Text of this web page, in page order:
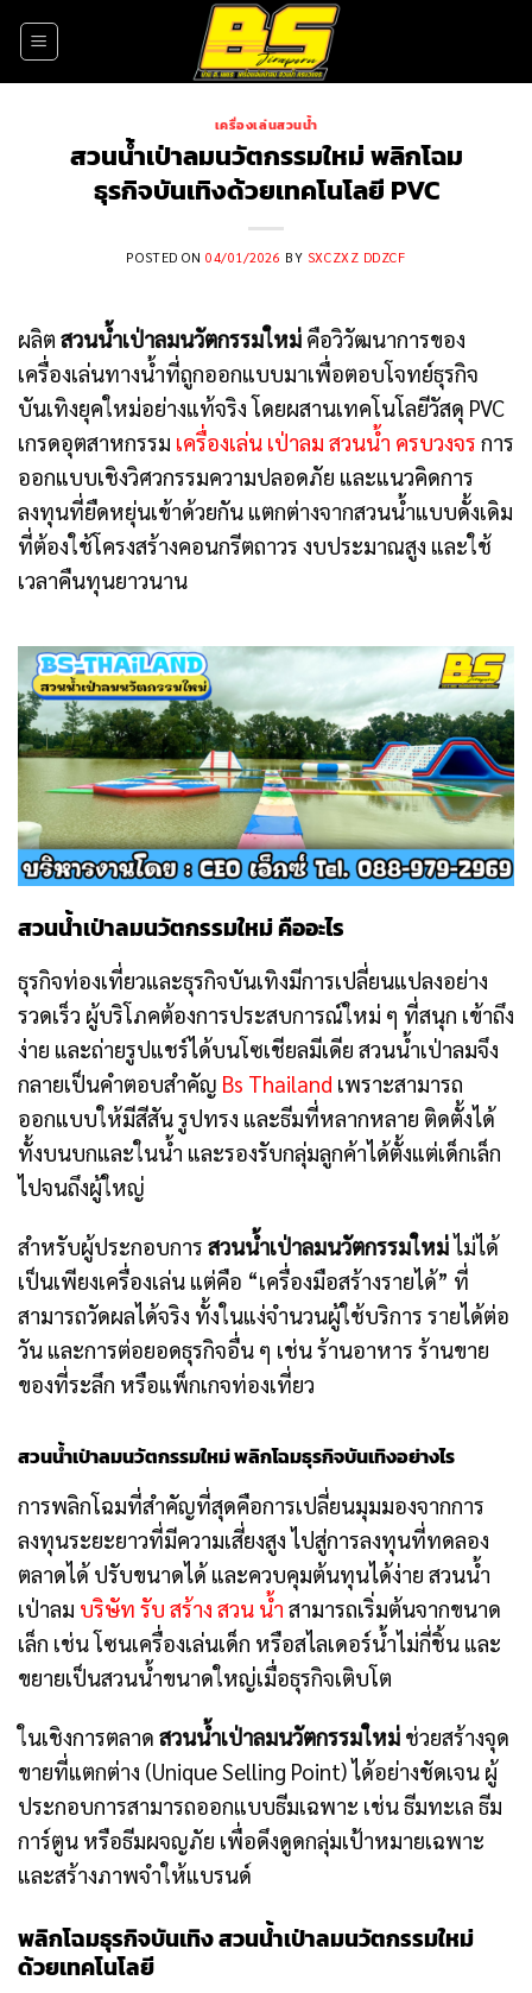
เครื่องเล่นสวนน้ำ
สวนน้ำเป่าลมนวัตกรรมใหม่ พลิกโฉม
ธุรกิจบันเทิงด้วยเทคโนโลยี PVC
POSTED ON 04/01/2026 BY SXCZXZ DDZCF
ผลิต สวนน้ำเป่าลมนวัตกรรมใหม่ คือวิวัฒนาการของ
เครื่องเล่นทางน้ำที่ถูกออกแบบมาเพื่อตอบโจทย์ธุรกิจ
บันเทิงยุคใหม่อย่างแท้จริง โดยผสานเทคโนโลยีวัสดุ PVC
เกรดอุตสาหกรรม เครื่องเล่น เป่าลม สวนน้ำ ครบวงจร การ
ออกแบบเชิงวิศวกรรมความปลอดภัย และแนวคิดการ
ลงทุนที่ยืดหยุ่นเข้าด้วยกัน แตกต่างจากสวนน้ำแบบดั้งเดิม
ที่ต้องใช้โครงสร้างคอนกรีตถาวร งบประมาณสูง และใช้
เวลาคืนทุนยาวนาน
สวนน้ำเป่าลมนวัตกรรมใหม่ คืออะไร
ธุรกิจท่องเที่ยวและธุรกิจบันเทิงมีการเปลี่ยนแปลงอย่าง
รวดเร็ว ผู้บริโภคต้องการประสบการณ์ใหม่ ๆ ที่สนุก เข้าถึง
ง่าย และถ่ายรูปแชร์ได้บนโซเชียลมีเดีย สวนน้ำเป่าลมจึง
กลายเป็นคำตอบสำคัญ Bs Thailand เพราะสามารถ
ออกแบบให้มีสีสัน รูปทรง และธีมที่หลากหลาย ติดตั้งได้
ทั้งบนบกและในน้ำ และรองรับกลุ่มลูกค้าได้ตั้งแต่เด็กเล็ก
ไปจนถึงผู้ใหญ่
สำหรับผู้ประกอบการ สวนน้ำเป่าลมนวัตกรรมใหม่ไม่ได้
เป็นเพียงเครื่องเล่น แต่คือ “เครื่องมือสร้างรายได้” ที่
สามารถวัดผลได้จริง ทั้งในแง่จำนวนผู้ใช้บริการ รายได้ต่อ
วัน และการต่อยอดธุรกิจอื่น ๆ เช่น ร้านอาหาร ร้านขาย
ของที่ระลึก หรือแพ็กเกจท่องเที่ยว
สวนน้ำเป่าลมนวัตกรรมใหม่ พลิกโฉมธุรกิจบันเทิงอย่างไร
การพลิกโฉมที่สำคัญที่สุดคือการเปลี่ยนมุมมองจากการ
ลงทุนระยะยาวที่มีความเสี่ยงสูง ไปสู่การลงทุนที่ทดลอง
ตลาดได้ ปรับขนาดได้ และควบคุมต้นทุนได้ง่าย สวนน้ำ
เป่าลม บริษัท รับ สร้าง สวน น้ำ สามารถเริ่มต้นจากขนาด
เล็ก เช่น โซนเครื่องเล่นเด็ก หรือสไลเดอร์น้ำไม่กี่ชิ้น และ
ขยายเป็นสวนน้ำขนาดใหญ่เมื่อธุรกิจเติบโต
ในเชิงการตลาด สวนน้ำเป่าลมนวัตกรรมใหม่ ช่วยสร้างจุด
ขายที่แตกต่าง (Unique Selling Point) ได้อย่างชัดเจน ผู้
ประกอบการสามารถออกแบบธีมเฉพาะ เช่น ธีมทะเล ธีม
การ์ตูน หรือธีมผจญภัย เพื่อดึงดูดกลุ่มเป้าหมายเฉพาะ
และสร้างภาพจำให้แบรนด์
พลิกโฉมธุรกิจบันเทิง สวนน้ำเป่าลมนวัตกรรมใหม่
ด้วยเทคโนโลยี